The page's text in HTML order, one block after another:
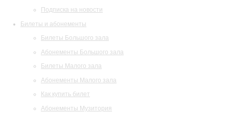
Подписка на новости
Билеты и абонементы
Билеты Большого зала
Абонементы Большого зала
Билеты Малого зала
Абонементы Малого зала
Как купить билет
Абонементы Музитория